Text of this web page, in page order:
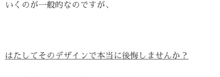
いくのが一般的なのですが、
はたしてそのデザインで本当に後悔しませんか？